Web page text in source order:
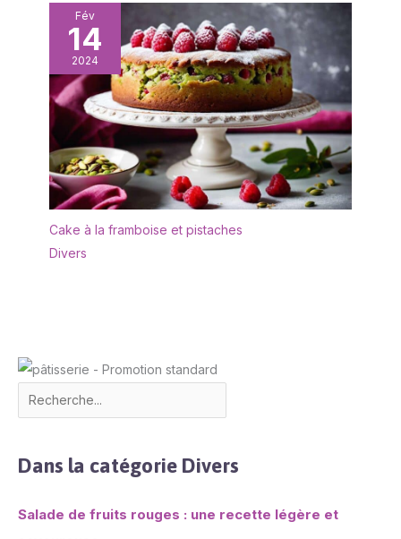
Fév
14
2024
Cake à la framboise et pistaches
Divers
Dans la catégorie Divers
Salade de fruits rouges : une recette légère et